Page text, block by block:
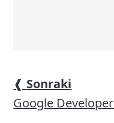
❰ Sonraki
Google